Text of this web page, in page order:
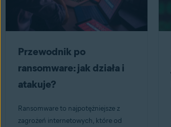
Przewodnik po
ransomware: jak działa i
atakuje?
Ransomware to najpotężniejsze z
zagrożeń internetowych, które od